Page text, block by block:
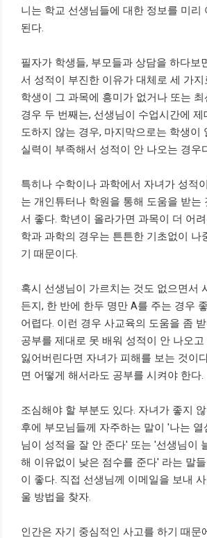
니는 학교 선생님들에 대한 정보를 미리
된다.
필자가 학생들, 부모들과 상담을 하다보
서 성적이 부진한 이유가 대체로 세 가지
학생이 그 과목에 흥미가 없거나 또는
경우 두 번째는, 선생님이 수업시간에 제
도하지 않는 경우, 마지막으로는 학생이
실력이 부족해서 성적이 안 나오는 경우
특히나 수학이나 과학에서 자녀가 성적
는 개인튜터나 학원을 통해 도움을 받는
서 좋다. 학년이 올라가면 과목이 더 어
학과 과학의 경우는 튼튼한 기초없이 나
기 때문이다.
혹시 선생님이 가르치는 것도 없으면서
든지, 한 반에 한두 명만 A를 주는 경우
어렵다. 이런 경우 사교육의 도움을 좀
공부를 제대로 못 배워 성적이 안 나오
잃어버린다면 자녀가 피해를 보는 것이
면 어떻게 해서라도 공부를 시켜야 한다.
조심해야 할 부분도 있다. 자녀가 좋지
후에 부모님들께 자주하는 말이 '나는 열
님이 성적을 잘 안 준다' 또는 '선생님이
해 이유없이 낮은 점수를 준다' 라는 말
이 좋다. 직접 선생님께 이메일을 보내
울 방법을 찾자.
인간은 자기 중심적인 사고를 하기 때문